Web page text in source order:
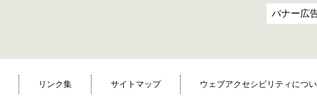
バナー広
リンク集 サイトマップ ウェブアクセシビリティにつ